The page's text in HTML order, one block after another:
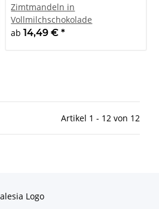
Zimtmandeln in
Vollmilchschokolade
ab14,49 €*
Artikel 1 - 12 von 12